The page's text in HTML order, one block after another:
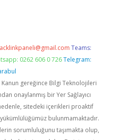
Teams:
0262 606 0 726 Telegram:
Kanun gereğince Bilgi Teknolojileri
onaylanmış bir Yer Sağlayıcı
sitedeki içerikleri proaktif
bulunmamaktadır.
sorumluluğunu taşımakta olup,